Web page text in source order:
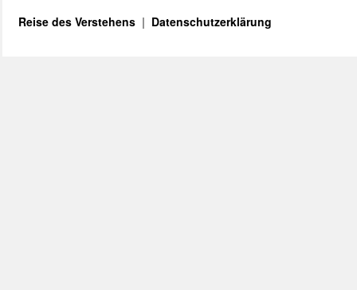
Reise des Verstehens Datenschutzerklärung